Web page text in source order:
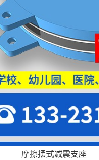
摩擦摆式减震支座